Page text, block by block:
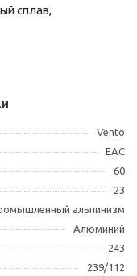
сплав,
Vento
ЕАС
60
23
альпинизм
Алюминий
243
239/112